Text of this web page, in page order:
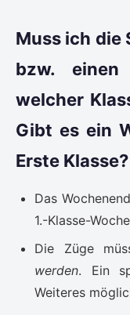
Muss ich die
bzw. einen
welcher
Gibt es ein
Erste Klasse?
Das
1.-Klasse-
Die Züge
werden. Ein
Weiteres